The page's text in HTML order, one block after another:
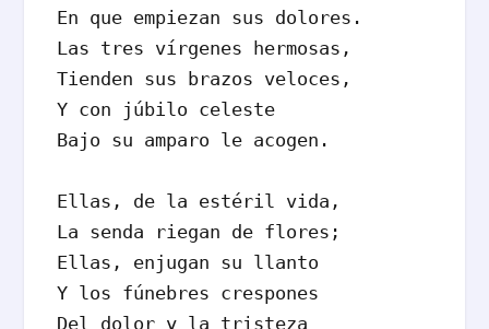
En que empiezan sus dolores.
Las tres vírgenes hermosas,
Tienden sus brazos veloces,
Y con júbilo celeste
Bajo su amparo le acogen.
Ellas, de la estéril vida,
La senda riegan de flores;
Ellas, enjugan su llanto
Y los fúnebres crespones
Del dolor y la tristeza